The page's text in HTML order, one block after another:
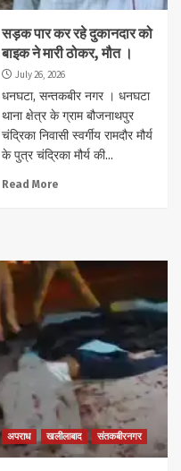
सड़क पार कर रहे दुकानदार को
बाइक ने मारी ठोकर, मौत ।
July 26, 2026
धनघटा, सन्तकबीर नगर । धनघटा
थाना क्षेत्र के ग्राम बौजनाथपुर
चंद्रिका निवासी स्वर्गीय रामदौर मौर्य
के पुत्र चंद्रिका मौर्य की...
Read More
अपराध खलीलाबाद संतकबीरनगर